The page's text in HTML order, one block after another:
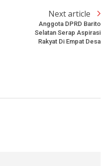
Next article
Anggota DPRD Barito
Selatan Serap Aspirasi
Rakyat Di Empat Desa